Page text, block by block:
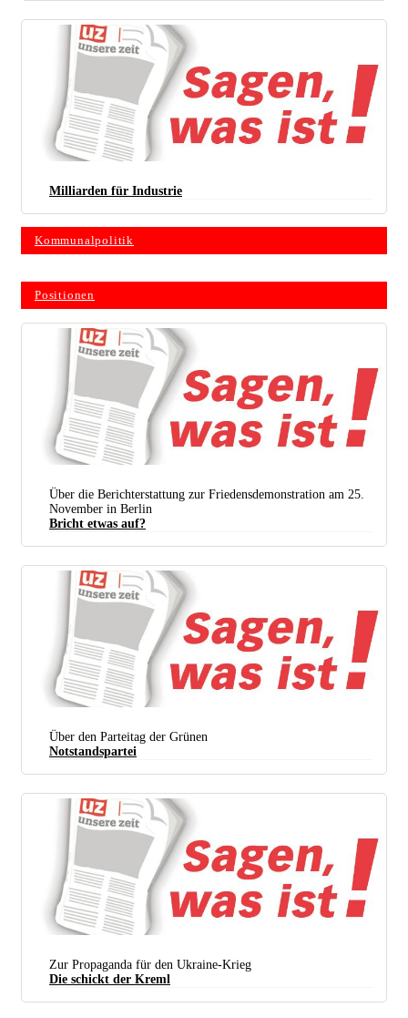
Milliarden für Industrie
Kommunalpolitik
Positionen
Über die Berichterstattung zur Friedensdemonstration am 25.
November in Berlin
Bricht etwas auf?
Über den Parteitag der Grünen
Notstandspartei
Zur Propaganda für den Ukraine-Krieg
Die schickt der Kreml